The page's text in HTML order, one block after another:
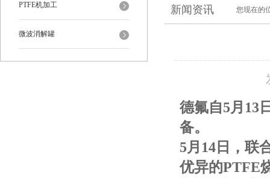
PTFE机加工
微波消解罐
新闻资讯 您现在的
德氟自5月13
备。
5月14日，联
优异的PTFE